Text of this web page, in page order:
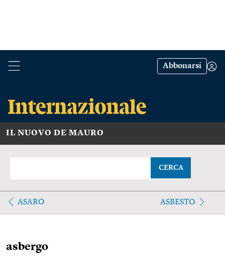
Abbonarsi
IL NUOVO DE MAURO
CERCA
ASARO ASBESTO
asbergo